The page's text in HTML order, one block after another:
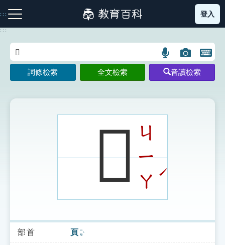
到
主
:::
注音索引圖示 筆畫索引圖示 部首索引表圖示
索引選單
登入
:::
語
言
搜
示
圖
片
搜
開
鍵
圖
詞條檢索 全文檢索 音讀檢索
𩔯 ㄐ
ㄧ
ㄚ
ˊ
部首 頁 ㄧㄝˋ